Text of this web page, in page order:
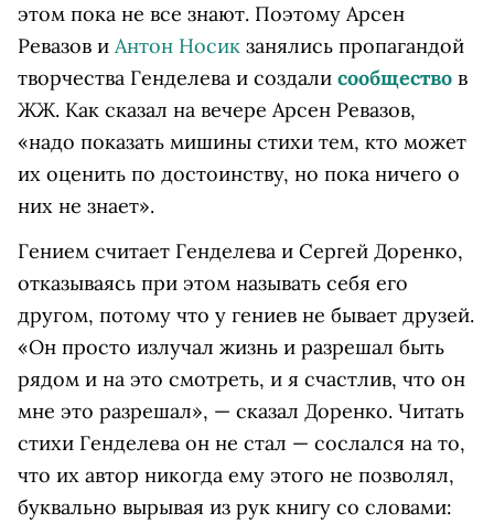
этом пока не все знают. Поэтому Арсен
Ревазов и Антон Носик занялись пропагандой
творчества Генделева и создали сообщество в
ЖЖ. Как сказал на вечере Арсен Ревазов,
«надо показать мишины стихи тем, кто может
их оценить по достоинству, но пока ничего о
них не знает».
Гением считает Генделева и Сергей Доренко,
отказываясь при этом называть себя его
другом, потому что у гениев не бывает друзей.
«Он просто излучал жизнь и разрешал быть
рядом и на это смотреть, и я счастлив, что он
мне это разрешал», — сказал Доренко. Читать
стихи Генделева он не стал — сослался на то,
что их автор никогда ему этого не позволял,
буквально вырывая из рук книгу со словами: